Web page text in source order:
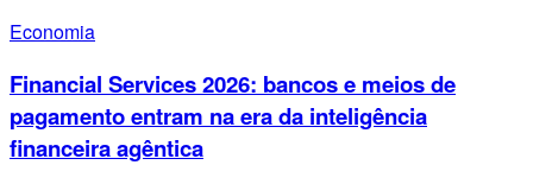
Economia
Financial Services 2026: bancos e meios de
pagamento entram na era da inteligência
financeira agêntica